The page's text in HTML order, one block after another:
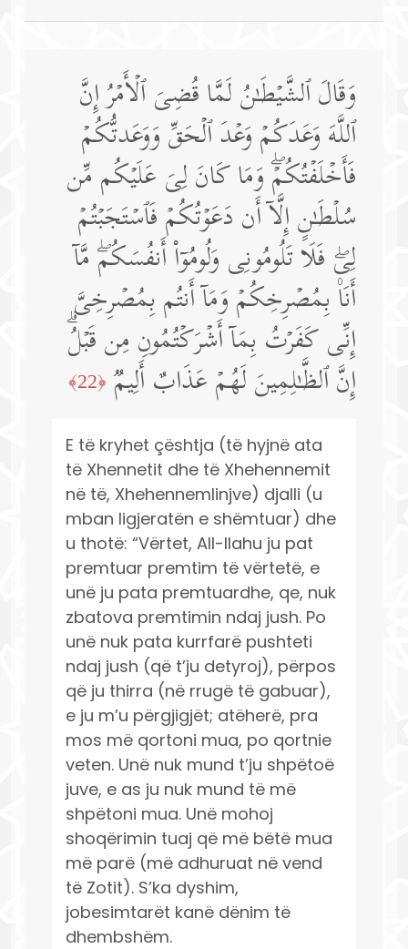
وَقَالَ ٱلشَّیۡطَـٰنُ لَمَّا قُضِیَ ٱلۡأَمۡرُ إِنَّ
ٱللَّهَ وَعَدَكُمۡ وَعۡدَ ٱلۡحَقِّ وَوَعَدتُّكُمۡ
فَأَخۡلَفۡتُكُمۡۖ وَمَا كَانَ لِیَ عَلَیۡكُم مِّن
سُلۡطَـٰنٍ إِلَّاۤ أَن دَعَوۡتُكُمۡ فَٱسۡتَجَبۡتُمۡ
لِیۖ فَلَا تَلُومُونِی وَلُومُوۤا۟ أَنفُسَكُمۖ مَّاۤ
أَنَا۠ بِمُصۡرِخِكُمۡ وَمَاۤ أَنتُم بِمُصۡرِخِیَّ
إِنِّی كَفَرۡتُ بِمَاۤ أَشۡرَكۡتُمُونِ مِن قَبۡلُۗ
إِنَّ ٱلظَّـٰلِمِینَ لَهُمۡ عَذَابٌ أَلِیمࣱ ﴿22﴾
E të kryhet çështja (të hyjnë ata
të Xhennetit dhe të Xhehennemit
në të, Xhehennemlinjve) djalli (u
mban ligjeratën e shëmtuar) dhe
u thotë: “Vërtet, All-llahu ju pat
premtuar premtim të vërtetë, e
unë ju pata premtuardhe, qe, nuk
zbatova premtimin ndaj jush. Po
unë nuk pata kurrfarë pushteti
ndaj jush (që t’ju detyroj), përpos
që ju thirra (në rrugë të gabuar),
e ju m’u përgjigjët; atëherë, pra
mos më qortoni mua, po qortnie
veten. Unë nuk mund t’ju shpëtoë
juve, e as ju nuk mund të më
shpëtoni mua. Unë mohoj
shoqërimin tuaj që më bëtë mua
më parë (më adhuruat në vend
të Zotit). S’ka dyshim,
jobesimtarët kanë dënim të
dhembshëm.